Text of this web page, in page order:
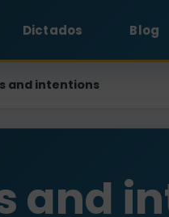
Dictados Blog
and intentions
and